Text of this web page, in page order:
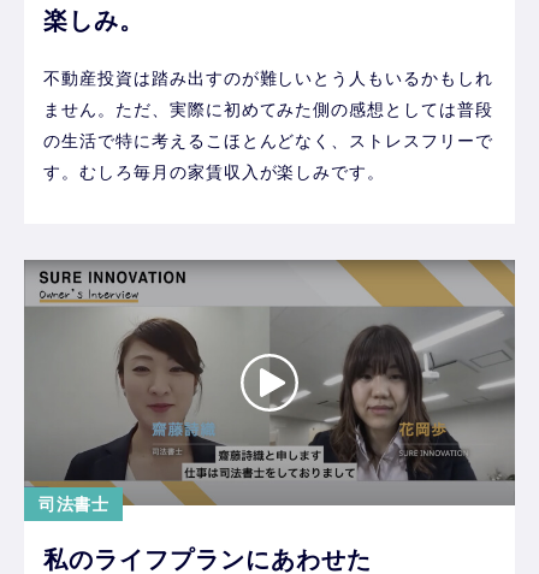
楽しみ。
不動産投資は踏み出すのが難しいとう人もいるかもしれ
ません。ただ、実際に初めてみた側の感想としては普段
の生活で特に考えるこほとんどなく、ストレスフリーで
す。むしろ毎月の家賃収入が楽しみです。
司法書士
私のライフプランにあわせた